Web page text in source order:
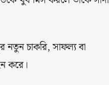
নতুন চাকরি, সাফল্য বা
করে।